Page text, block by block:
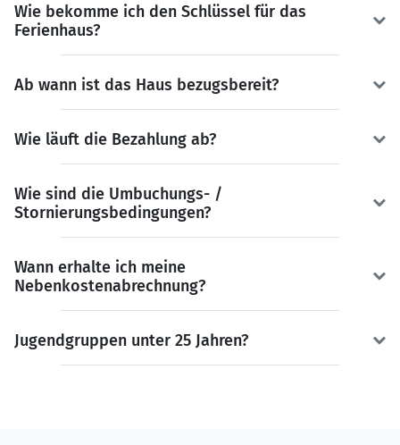
Wie bekomme ich den Schlüssel für das
Ferienhaus?
Ab wann ist das Haus bezugsbereit?
Wie läuft die Bezahlung ab?
Wie sind die Umbuchungs- /
Stornierungsbedingungen?
Wann erhalte ich meine
Nebenkostenabrechnung?
Jugendgruppen unter 25 Jahren?